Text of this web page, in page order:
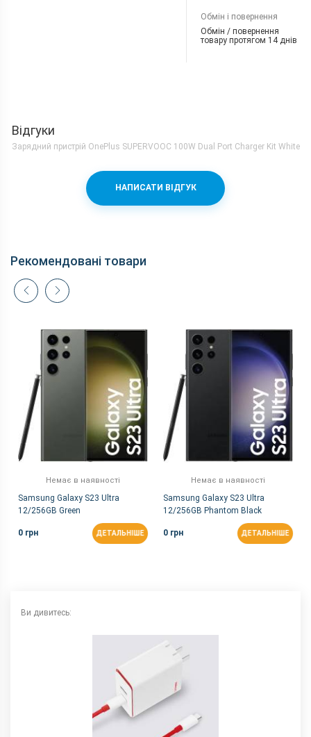
Обмін і повернення
Обмін / повернення
товару протягом 14 днів
Відгуки
Зарядний пристрій OnePlus SUPERVOOC 100W Dual Port Charger Kit White
НАПИСАТИ ВІДГУК
Рекомендовані товари
Немає в наявності
Samsung Galaxy S23 Ultra
12/256GB Green
0 грн ДЕТАЛЬНІШЕ
Немає в наявності
Samsung Galaxy S23 Ultra
12/256GB Phantom Black
0 грн ДЕТАЛЬНІШЕ
Ви дивитесь: